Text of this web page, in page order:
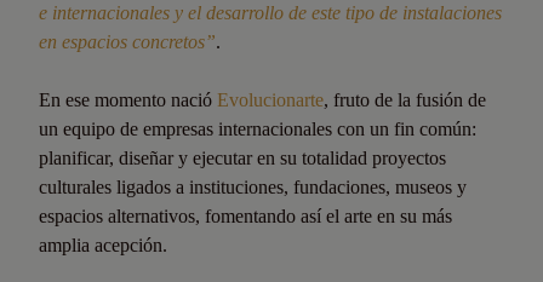
e internacionales y el desarrollo de este tipo de instalaciones
en espacios concretos”.
En ese momento nació Evolucionarte, fruto de la fusión de
un equipo de empresas internacionales con un fin común:
planificar, diseñar y ejecutar en su totalidad proyectos
culturales ligados a instituciones, fundaciones, museos y
espacios alternativos, fomentando así el arte en su más
amplia acepción.